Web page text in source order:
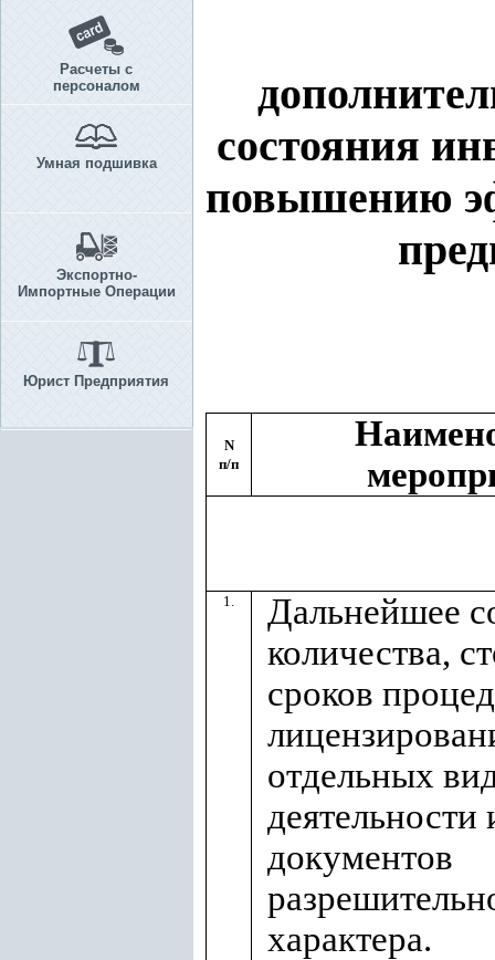
Расчеты с
персоналом
Умная подшивка
Экспортно-
Импортные Операции
Юрист Предприятия
состояния
повышению
N
п/п
1.
Дальнейшее
количества,
сроков
отдельных
документов
характера.